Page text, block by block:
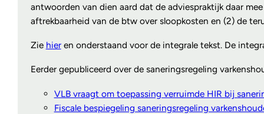
antwoorden van dien aard dat de adviespraktijk daar
aftrekbaarheid van de btw over sloopkosten en (2) de
Zie hieren onderstaand voor de integrale tekst. De
Eerder gepubliceerd over de saneringsregeling
VLB vraagt om toepassing verruimde HIR bij
Fiscale bespiegeling saneringsregeling